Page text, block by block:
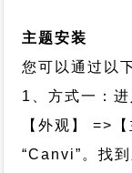
主题安装
您可以通过以
1、方式一：
【外观】 =>
“Canvi”。找